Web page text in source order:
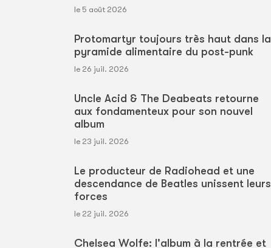
le 5 août 2026
Protomartyr toujours très haut dans la
pyramide alimentaire du post-punk
le 26 juil. 2026
Uncle Acid & The Deabeats retourne
aux fondamenteux pour son nouvel
album
le 23 juil. 2026
Le producteur de Radiohead et une
descendance de Beatles unissent leurs
forces
le 22 juil. 2026
Chelsea Wolfe: l'album à la rentrée et